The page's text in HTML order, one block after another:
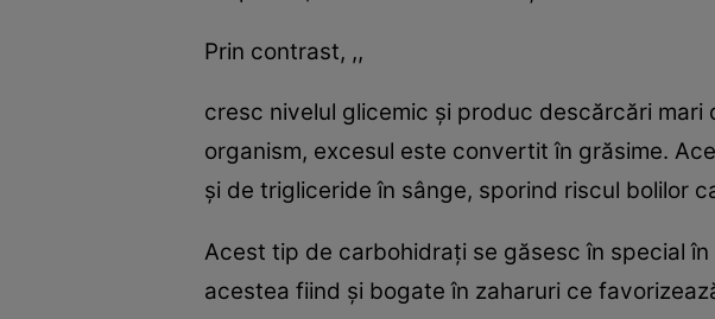
Prin contrast, ,,
cresc nivelul glicemic şi produc descărcări
organism, excesul este convertit în grăsime.
şi de trigliceride în sânge, sporind riscul bolilor
Acest tip de carbohidraţi se găsesc în special
acestea fiind şi bogate în zaharuri ce